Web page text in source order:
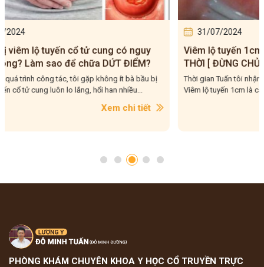
Viêm lộ tuyến 1cm – Tìm hiểu và điều trị KỊP
THỜI [ ĐỪNG CHỦ QUAN BỎ QUA]
Thời gian Tuấn tôi nhận được khá nhiều câu hỏi. Ví dụ như:
Viêm lộ tuyến 1cm là cấp độ nặng hay nhẹ? Có gây...
Xem chi tiết
Thời
Thời
thắc mắc
PHÒNG KHÁM CHUYÊN KHOA Y HỌC CỔ TRUYỀN TRỰC